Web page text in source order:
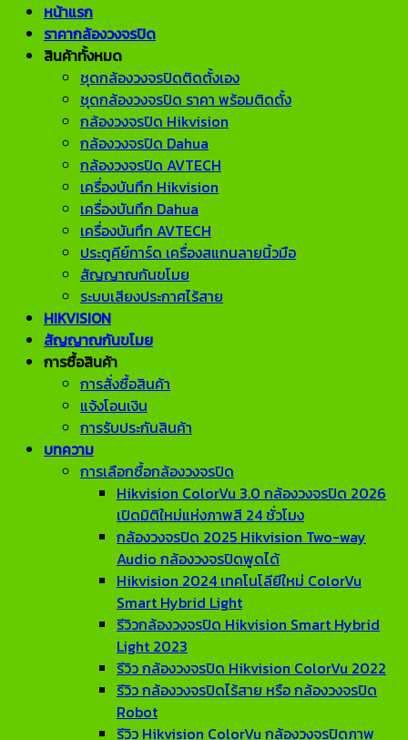
หน้าแรก
ราคากล้องวงจรปิด
สินค้าทั้งหมด
ชุดกล้องวงจรปิดติดตั้งเอง
ชุดกล้องวงจรปิด ราคา พร้อมติดตั้ง
กล้องวงจรปิด Hikvision
กล้องวงจรปิด Dahua
กล้องวงจรปิด AVTECH
เครื่องบันทึก Hikvision
เครื่องบันทึก Dahua
เครื่องบันทึก AVTECH
ประตูคีย์การ์ด เครื่องสแกนลายนิ้วมือ
สัญญาณกันขโมย
ระบบเสียงประกาศไร้สาย
HIKVISION
สัญญาณกันขโมย
การซื้อสินค้า
การสั่งซื้อสินค้า
แจ้งโอนเงิน
การรับประกันสินค้า
บทความ
การเลือกซื้อกล้องวงจรปิด
Hikvision ColorVu 3.0 กล้องวงจรปิด 2026
เปิดมิติใหม่แห่งภาพสี 24 ชั่วโมง
กล้องวงจรปิด 2025 Hikvision Two-way
Audio กล้องวงจรปิดพูดได้
Hikvision 2024 เทคโนโลียีใหม่ ColorVu
Smart Hybrid Light
รีวิวกล้องวงจรปิด Hikvision Smart Hybrid
Light 2023
รีวิว กล้องวงจรปิด Hikvision ColorVu 2022
รีวิว กล้องวงจรปิดไร้สาย หรือ กล้องวงจรปิด
Robot
รีวิว Hikvision ColorVu กล้องวงจรปิดภาพ